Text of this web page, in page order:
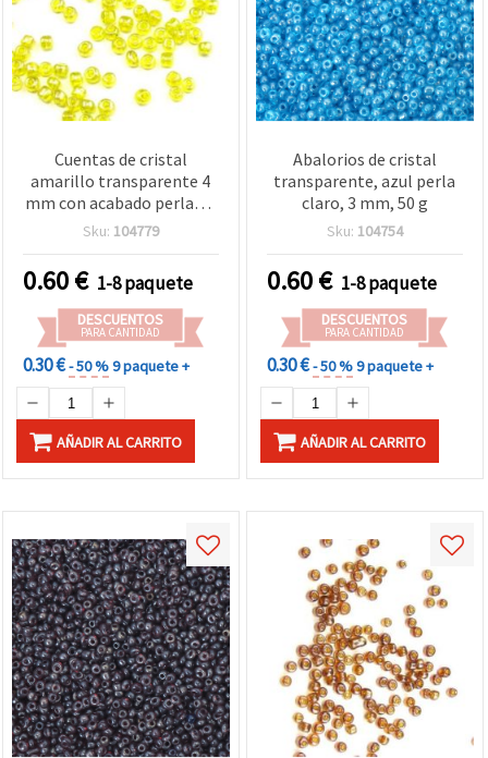
Cuentas de cristal
amarillo transparente 4
mm con acabado perlado,
50 g – abalorios brillantes
manualidades DIY
Sku: 104779
0.60€ 1-8 paquete
DESCUENTOS
PARA CANTIDAD
0.30 €- 50 %9 paquete +
AÑADIR AL CARRITO
Abalorios de cristal
transparente, azul perla
claro, 3 mm, 50 g
Sku: 104754
0.60€ 1-8 paquete
DESCUENTOS
PARA CANTIDAD
0.30 €- 50 %9 paquete +
AÑADIR AL CARRITO